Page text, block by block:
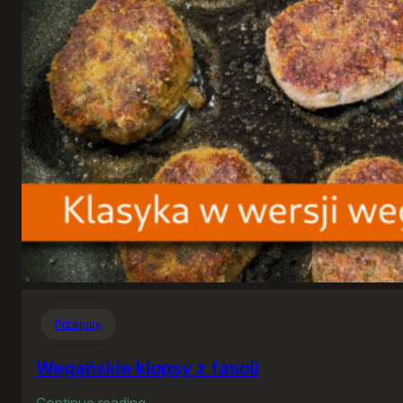
Przepisy
Wegańskie klopsy z fasoli